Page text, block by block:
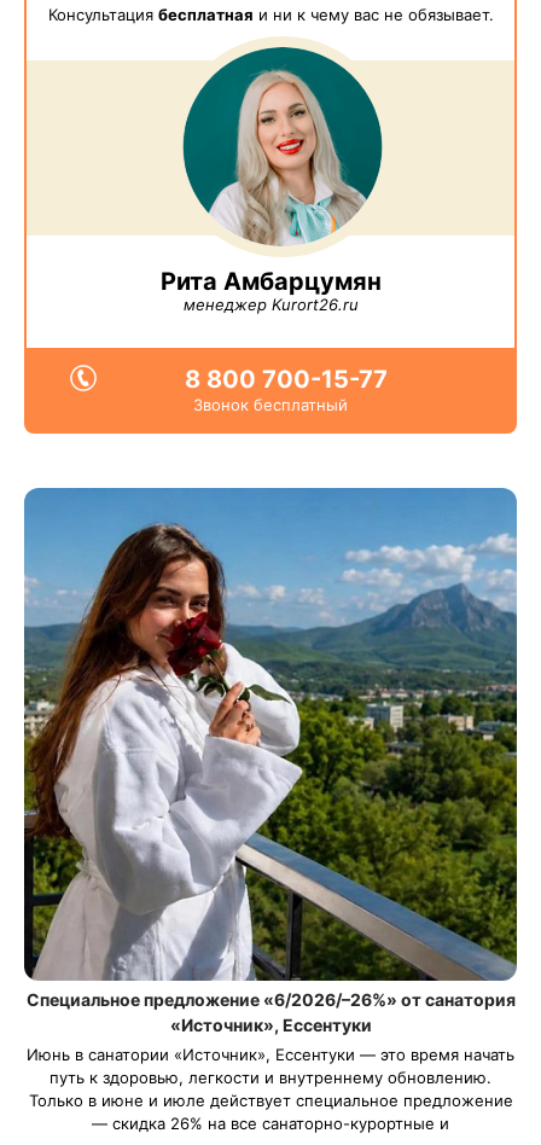
Консультация бесплатная и ни к чему вас не обязывает.
Рита Амбарцумян
менеджер Kurort26.ru
8 800 700-15-77
Звонок бесплатный
Специальное предложение «6/2026/–26%» от санатория
«Источник», Ессентуки
Июнь в санатории «Источник», Ессентуки — это время начать
путь к здоровью, легкости и внутреннему обновлению.
Только в июне и июле действует специальное предложение
— скидка 26% на все санаторно-курортные и